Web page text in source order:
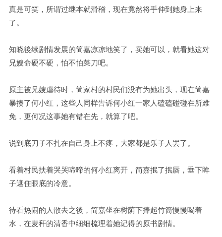
真是可笑，所谓过继本就滑稽，现在竟然将手伸到她身上来
了。
知晓後续剧情发展的简嘉凉凉地笑了，卖她可以，就看她这对
兄嫂命硬不硬，怕不怕菜刀吧。
原主被兄嫂虐待时，简家村的村民们没有为她出头，现在简嘉
暴揍了何小红，这些人同样告诉何小红一家人磕磕碰碰在所难
免，更何况这事她有错在先，就算了吧。
说到底刀子不扎在自己身上不疼，大家都是乐子人罢了。
看着村民扶着哭哭啼啼的何小红离开，简嘉抿了抿唇，垂下眸
子遮住眼底的冷意。
待看热闹的人散去之後，简嘉坐在树荫下捧起竹筒慢慢喝着
水，在麦秆的清香中细细梳理着她记得的原书剧情。